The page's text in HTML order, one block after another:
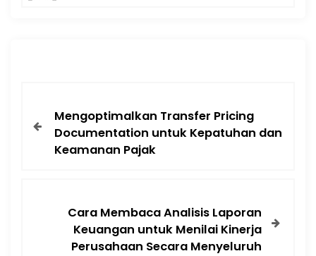
Mengoptimalkan Transfer Pricing
Documentation untuk Kepatuhan dan
Keamanan Pajak
Cara Membaca Analisis Laporan
Keuangan untuk Menilai Kinerja
Perusahaan Secara Menyeluruh